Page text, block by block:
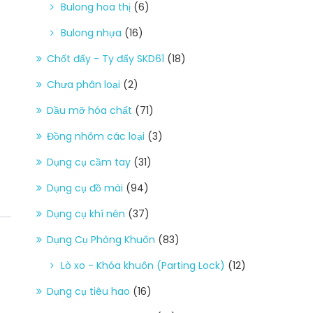
Bulong hoa thị (6)
Bulong nhựa (16)
Chốt đẩy - Ty đẩy SKD61 (18)
Chưa phân loại (2)
Dầu mỡ hóa chất (71)
Đồng nhôm các loại (3)
Dụng cụ cầm tay (31)
Dụng cụ đồ mài (94)
Dụng cụ khí nén (37)
Dụng Cụ Phòng Khuôn (83)
Lò xo - Khóa khuôn (Parting Lock) (12)
Dụng cụ tiêu hao (16)